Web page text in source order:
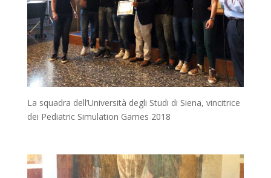
La squadra dell’Università degli Studi di Siena, vincitrice
dei Pediatric Simulation Games 2018